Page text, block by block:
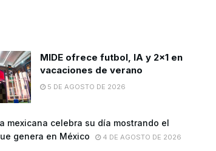
MIDE ofrece futbol, lA y 2×1 en
vacaciones de verano
5 DE AGOSTO DE 2026
mexicana celebra su día mostrando el
genera en México
4 DE AGOSTO DE 2026